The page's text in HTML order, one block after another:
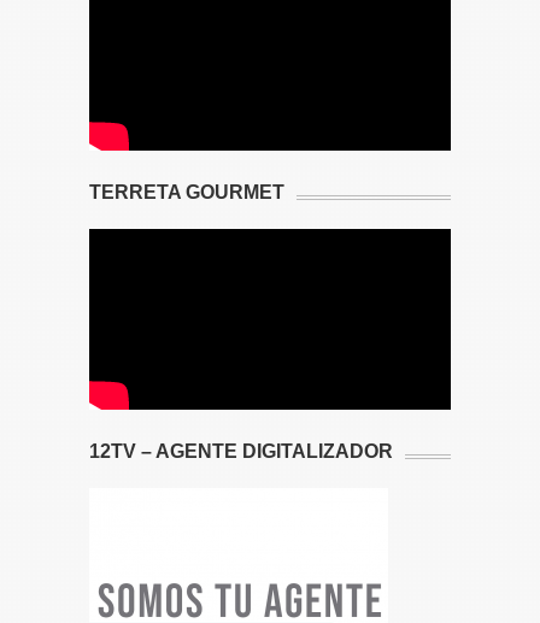
TERRETA GOURMET
12TV – AGENTE DIGITALIZADOR